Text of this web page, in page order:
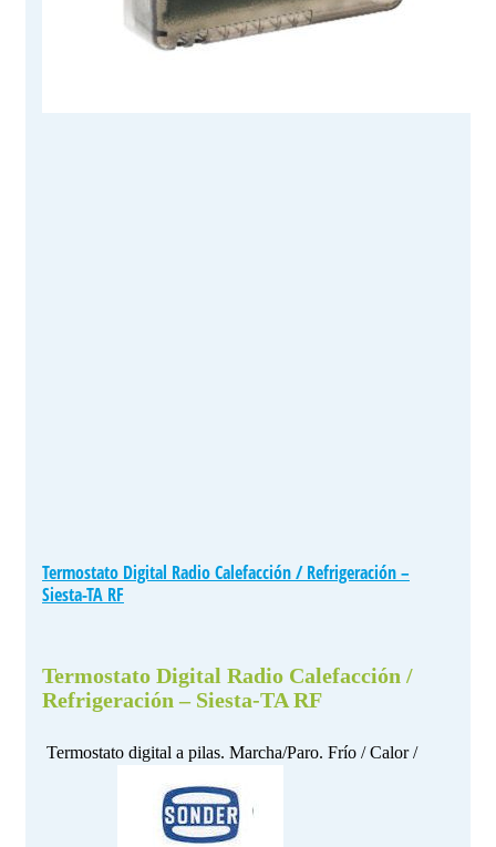
Termostato Digital Radio Calefacción / Refrigeración –
Siesta-TA RF
Termostato Digital Radio Calefacción /
Refrigeración – Siesta-TA RF
Termostato digital a pilas. Marcha/Paro. Frío / Calor /